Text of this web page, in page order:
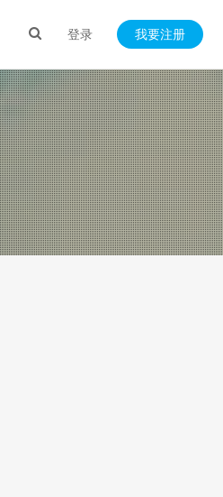
登录 我要注册